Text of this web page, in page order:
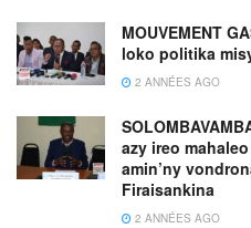
MOUVEMENT
loko politika
2 ANNÉES AGO
azy ireo
amin’ny
Firaisankina
2 ANNÉES AGO